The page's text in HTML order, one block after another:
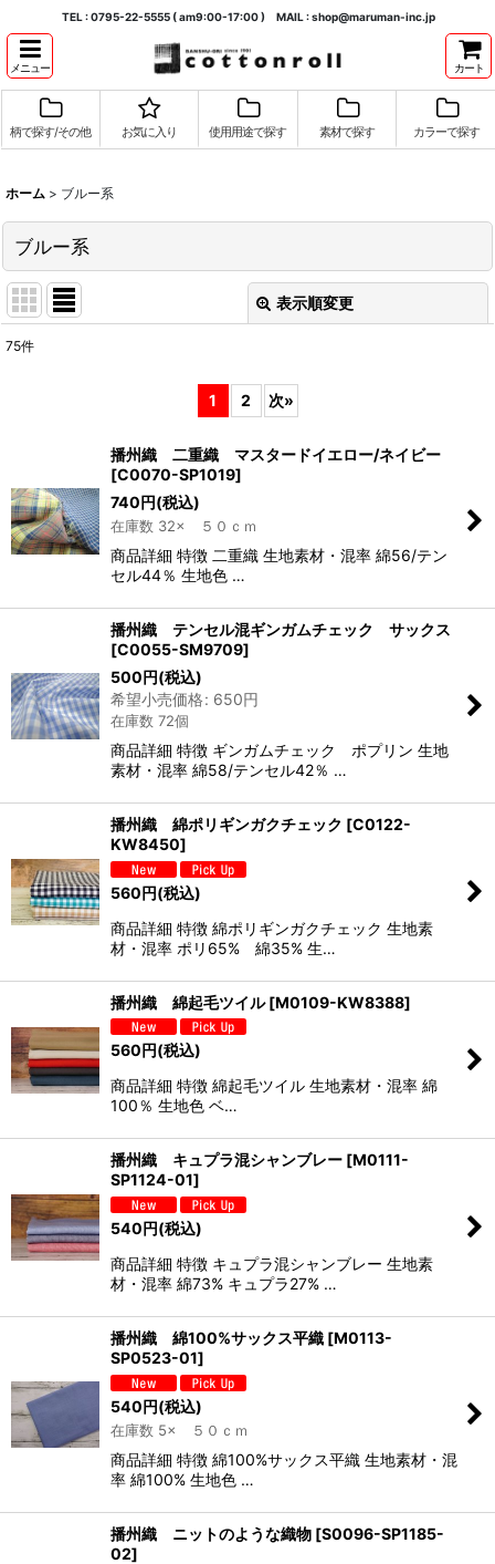
TEL : 0795-22-5555 ( am9:00-17:00 ) MAIL : shop@maruman-inc.jp
メニュー カート
柄で探す/その他 お気に入り 使用用途で探す 素材で探す カラーで探す
ホーム > ブルー系
ブルー系
表示順変更
絞り込む
75件
1 2 次»
播州織 二重織 マスタードイエロー/ネイビー
[C0070-SP1019]
740円(税込)
在庫数 32× ５０ｃｍ
商品詳細 特徴 二重織 生地素材・混率 綿56/テン
セル44％ 生地色 …
播州織 テンセル混ギンガムチェック サックス
[C0055-SM9709]
500円(税込)
希望小売価格: 650円
在庫数 72個
商品詳細 特徴 ギンガムチェック ポプリン 生地
素材・混率 綿58/テンセル42％ …
播州織 綿ポリギンガクチェック [C0122-
KW8450]
560円(税込)
商品詳細 特徴 綿ポリギンガクチェック 生地素
材・混率 ポリ65% 綿35% 生…
播州織 綿起毛ツイル [M0109-KW8388]
560円(税込)
商品詳細 特徴 綿起毛ツイル 生地素材・混率 綿
100％ 生地色 ベ…
播州織 キュプラ混シャンブレー [M0111-
SP1124-01]
540円(税込)
商品詳細 特徴 キュプラ混シャンブレー 生地素
材・混率 綿73% キュプラ27% …
播州織 綿100%サックス平織 [M0113-
SP0523-01]
540円(税込)
在庫数 5× ５０ｃｍ
商品詳細 特徴 綿100%サックス平織 生地素材・混
率 綿100% 生地色 …
播州織 ニットのような織物 [S0096-SP1185-
02]